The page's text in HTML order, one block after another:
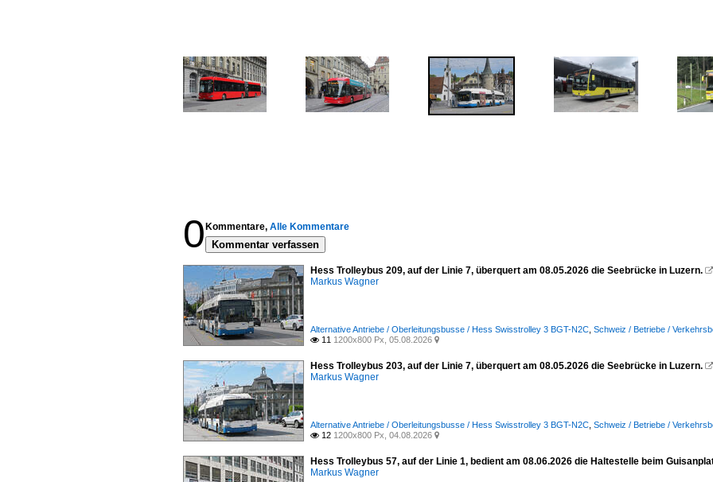
0 Kommentare, Alle Kommentare
Kommentar verfassen
Hess Trolleybus 209, auf der Linie 7, überquert am 08.05.2026 die Seebrücke in Luzern. 
Markus Wagner
Alternative Antriebe / Oberleitungsbusse / Hess Swisstrolley 3 BGT-N2C Schweiz / Betriebe /
 11 1200x800 Px, 05.08.2026 
Hess Trolleybus 203, auf der Linie 7, überquert am 08.05.2026 die Seebrücke in Luzern. 
Markus Wagner
Alternative Antriebe / Oberleitungsbusse / Hess Swisstrolley 3 BGT-N2C Schweiz / Betriebe /
 12 1200x800 Px, 04.08.2026 
Hess Trolleybus 57, auf der Linie 1, bedient am 08.06.2026 die Haltestelle beim
Markus Wagner